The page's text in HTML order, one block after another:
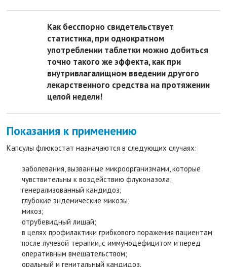
Как бесспорно свидетельствует
статистика, при однократном
употреблении таблетки можно добиться
точно такого же эффекта, как при
внутривлагалищном введении другого
лекарственного средства на протяжении
целой недели!
Показания к применению
Капсулы флюкостат назначаются в следующих случаях:
заболевания, вызванные микроорганизмами, которые
чувствительны к воздействию флуконазола;
генерализованный кандидоз;
глубокие эндемические микозы;
микоз;
отрубевидный лишай;
в целях профилактики грибкового поражения пациентам
после лучевой терапии, с иммунодефицитом и перед
оперативным вмешательством;
оральный и генитальный кандидоз.